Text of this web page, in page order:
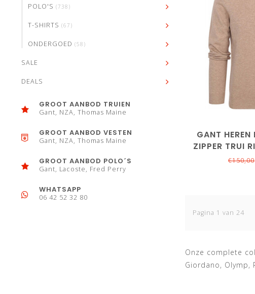
POLO'S (738)
T-SHIRTS (67)
ONDERGOED (58)
SALE
DEALS
GROOT AANBOD TRUIEN
Gant, NZA, Thomas Maine
GROOT AANBOD VESTEN
Gant, NZA, Thomas Maine
GROOT AANBOD POLO´S
Gant, Lacoste, Fred Perry
WHATSAPP
06 42 52 32 80
GANT HEREN
ZIPPER TRUI
€150,00
Pagina 1 van 24
Onze complete
Giordano, Olymp,